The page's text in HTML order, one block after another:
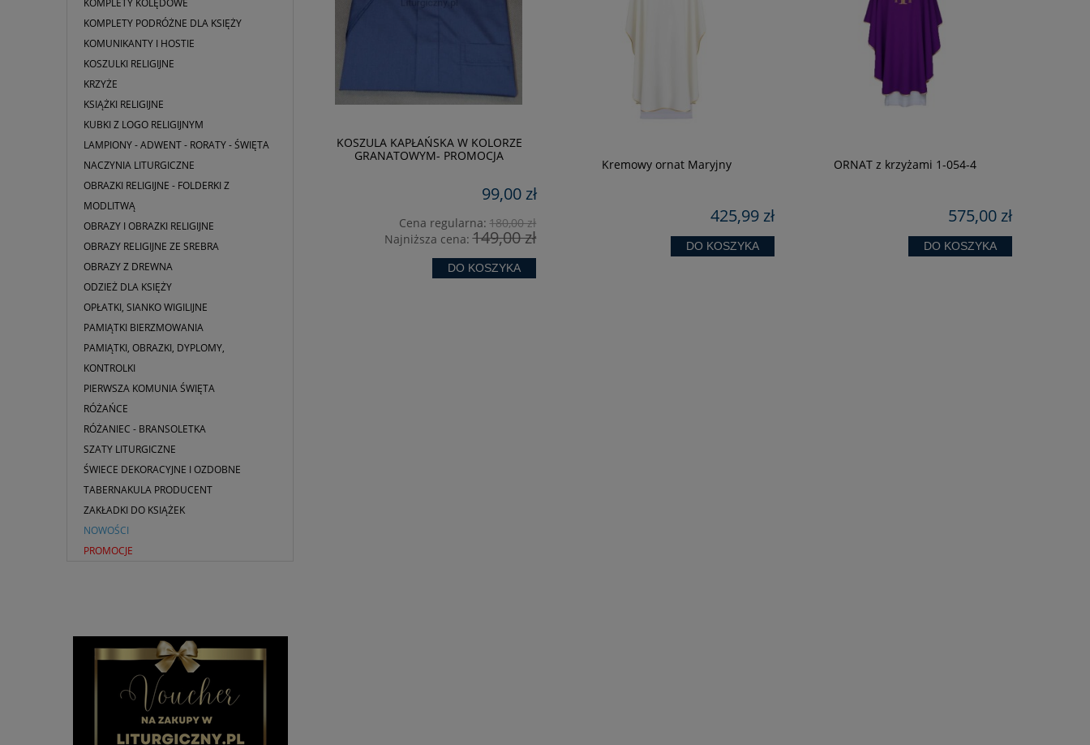
KOMPLETY PODRÓŻNE DLA KSIĘŻY
KOMUNIKANTY I HOSTIE
KOSZULKI RELIGIJNE
KRZYŻE
KSIĄŻKI RELIGIJNE
KUBKI Z LOGO RELIGIJNYM
LAMPIONY - ADWENT - RORATY - ŚWIĘTA
NACZYNIA LITURGICZNE
OBRAZKI RELIGIJNE - FOLDERKI Z
MODLITWĄ
OBRAZY I OBRAZKI RELIGIJNE
OBRAZY RELIGIJNE ZE SREBRA
OBRAZY Z DREWNA
ODZIEŻ DLA KSIĘŻY
OPŁATKI, SIANKO WIGILIJNE
PAMIĄTKI BIERZMOWANIA
PAMIĄTKI, OBRAZKI, DYPLOMY,
KONTROLKI
PIERWSZA KOMUNIA ŚWIĘTA
RÓŻAŃCE
RÓŻANIEC - BRANSOLETKA
SZATY LITURGICZNE
ŚWIECE DEKORACYJNE I OZDOBNE
TABERNAKULA PRODUCENT
ZAKŁADKI DO KSIĄŻEK
NOWOŚCI
PROMOCJE
Ornat różowy z lekkiej, przewiewnej
DO KOSZYKA
KOSZULA KAPŁAŃSKA W KOLORZE
GRANATOWYM- PROMOCJA
99,00 zł
Cena regularna:180,00 zł
Najniższa cena:149,00 zł
DO KOSZYKA
Kremowy ornat Maryjny
425,99 zł
DO KOSZYKA
ORNAT z krzyżami 1-054-4
575,00 zł
DO KOSZYKA